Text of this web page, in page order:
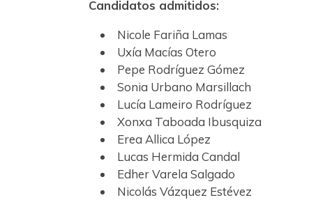
Candidatos admitidos:
Nicole Fariña Lamas
Uxía Macías Otero
Pepe Rodríguez Gómez
Sonia Urbano Marsillach
Lucía Lameiro Rodríguez
Xonxa Taboada Ibusquiza
Erea Allica López
Lucas Hermida Candal
Edher Varela Salgado
Nicolás Vázquez Estévez